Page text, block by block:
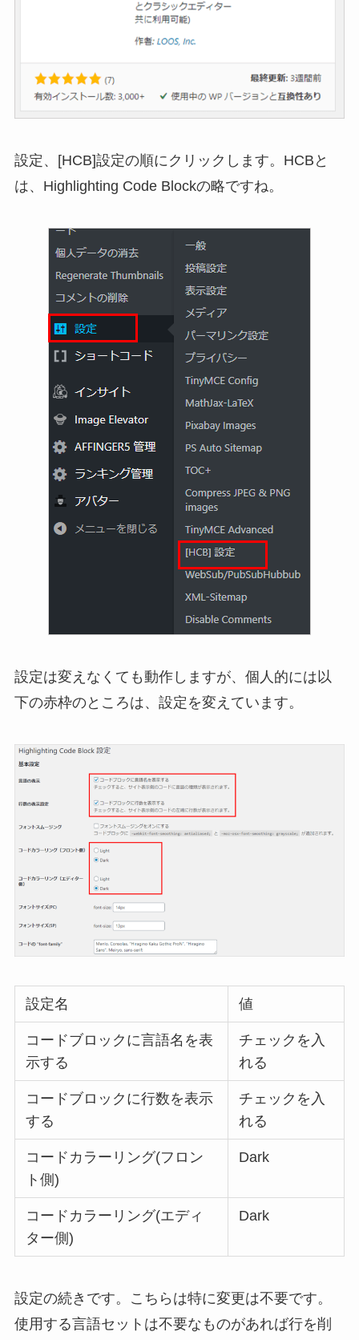
設定、[HCB]設定の順にクリックします。HCBと
は、Highlighting Code Blockの略ですね。
設定は変えなくても動作しますが、個人的には以
下の赤枠のところは、設定を変えています。
設定名 値
コードブロックに言語名を表
示する
チェックを入
れる
コードブロックに行数を表示
する
チェックを入
れる
コードカラーリング(フロン
ト側)
Dark
コードカラーリング(エディ
ター側)
Dark
設定の続きです。こちらは特に変更は不要です。
使用する言語セットは不要なものがあれば行を削